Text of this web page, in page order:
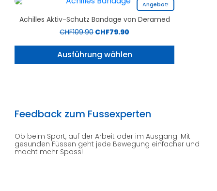
Angebot!
Achilles Aktiv-Schutz Bandage von Deramed
CHF109.90 CHF79.90
Ausführung wählen
Feedback zum Fussexperten
Ob beim Sport, auf der Arbeit oder im Ausgang: Mit
gesunden Füssen geht jede Bewegung einfacher und
macht mehr Spass!